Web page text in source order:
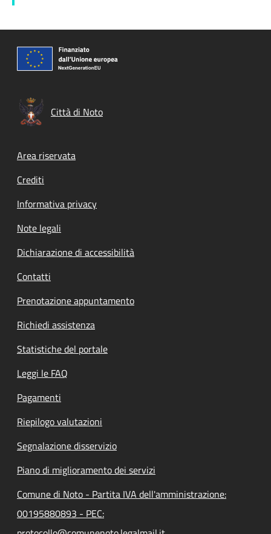
Città di Noto
Footer menu
Area riservata
Crediti
Informativa privacy
Note legali
Dichiarazione di accessibilità
Contatti
Prenotazione appuntamento
Richiedi assistenza
Statistiche del portale
Leggi le FAQ
Pagamenti
Riepilogo valutazioni
Segnalazione disservizio
Piano di miglioramento dei servizi
Comune di Noto - Partita IVA dell'amministrazione:
00195880893 - PEC: